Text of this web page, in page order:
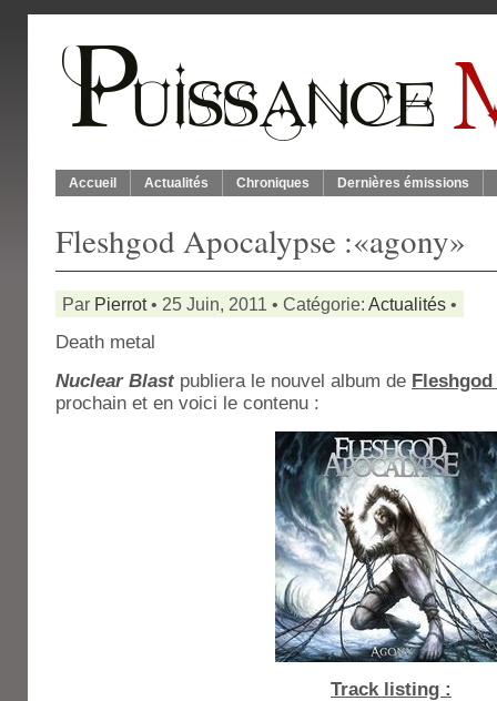
Accueil Actualités Chroniques Dernières émissions
Fleshgod Apocalypse :«agony»
Par Pierrot• 25 Juin, 2011 • Catégorie: Actualités •
Death metal
Nuclear Blastpubliera le nouvel album de
prochain et en voici le contenu :
Track listing :